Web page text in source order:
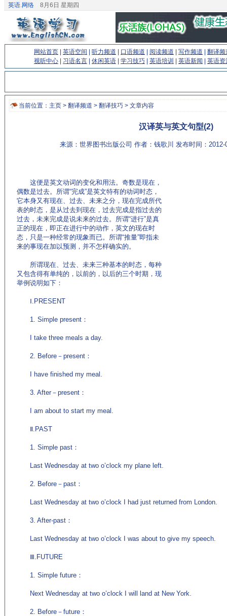
英语.网络 8月6日 星期四
网站首页 英语空间 听力频道 口语频道 阅读频道 写作频道
翻译频
视听中心
习语名言 休闲英语 学习技巧 英语培训 英语新闻 英语资
当前位置： 主页 > 翻译频道 > 翻译技巧 > 文章内容
汉译英与英文句型(2)
来源：世界图书出版公司 作者：钱歌川 发布时间：
这便是英文动词的变化和用法。奇数是现在，
偶数是过去。所谓“完成”是英文特有的动词时态，
它本身又有现在、过去、未来之分，现在完成所代
表的时态，是从过去到现在，过去完成是指过去的
过去，未来完成是说未来的过去。所谓“进行”是真
正的现在，即正在进行中的动作，英文的现在时
态，只是一种经常的现象而已。所谓“推量”即指未
来的事现在加以预测，并不怎样确实的。
所谓现在、过去、未来三种基本的时态，每种
又包含得有单纯的，以前的，以后的三个时期，现
举例说明如下：
Ⅰ.PRESENT
1. Simple present：
I take three meals a day.
2. Before－present：
I have finished my meal.
3. After－present：
I am about to start my meal.
Ⅱ.PAST
1. Simple past：
Last Wednesday at two o’clock my plane left.
2. Before－past：
Last Wednesday at two o’clock I had just returned from London.
3. After-past：
Last Wednesday at two o’clock I was about to give my speech.
Ⅲ.FUTURE
1. Simple future：
Next Wednesday at two o’clock I will land at New York.
2. Before－future：